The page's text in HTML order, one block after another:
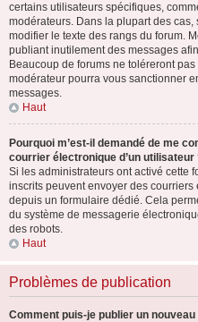
certains utilisateurs spécifiques,
modérateurs. Dans la plupart des
modifier le texte des rangs du forum.
publiant inutilement des messages
Beaucoup de forums ne toléreront
modérateur pourra vous sanctionner
messages.
Haut
Pourquoi m’est-il demandé de me
courrier électronique d’un utilisateur
Si les administrateurs ont activé cette
inscrits peuvent envoyer des
depuis un formulaire dédié. Cela
du système de messagerie
des robots.
Haut
Problèmes de publication
Comment puis-je publier un